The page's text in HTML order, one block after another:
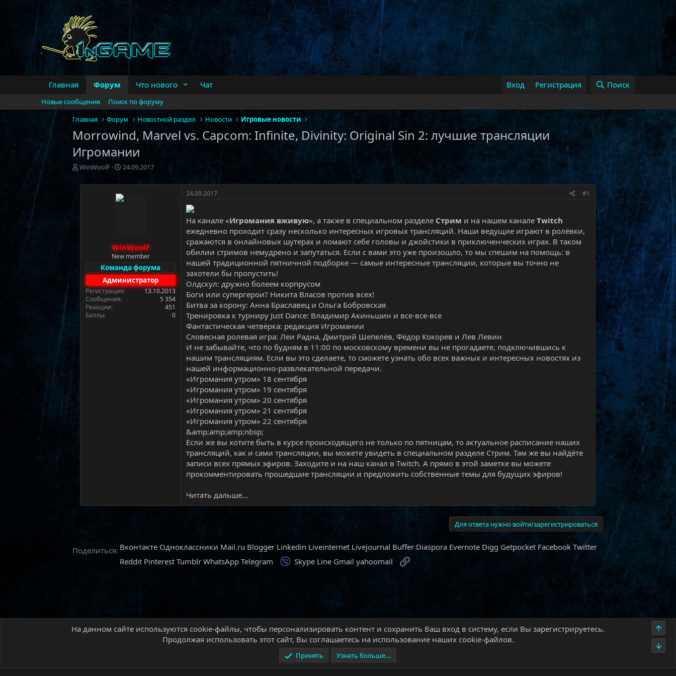
Главная Форум Что нового Чат Вход Регистрация Поиск
Новые сообщения
Поиск по форуму
Главная
Форум Новостной раздел Новости Игровые новости
Morrowind, Marvel vs. Capcom: Infinite, Divinity: Original Sin 2: лучшие трансляции
Игромании
А
т
WinWoolF
Д
т
а
н
а
24.09.2017
WinWoolF
New member
Команда форума
Администратор
Регистрация
13.10.2013
Сообщения
5 354
Реакции
451
Баллы
0
24.09.2017 #1
На канале «Игромания вживую», а также в специальном разделе Стрим и на нашем каналеTwitch
ежедневно проходит сразу несколько интересных игровых трансляций. Наши ведущие играют в ролёвки,
сражаются в онлайновых шутерах и ломают себе головы и джойстики в приключенческих играх. В таком
обилии стримов немудрено и запутаться. Если с вами это уже произошло, то мы спешим на помощь: в
нашей традиционной пятничной подборке — самые интересные трансляции, которые вы точно не
захотели бы пропустить!
Олдскул: дружно болеем корпрусом
Боги или супергерои? Никита Власов против всех!
Битва за корону: Анна Браславец и Ольга Бобровская
Тренировка к турниру Just Dance: Владимир Акиньшин и все-все-все
Фантастическая четвёрка: редакция Игромании
Словесная ролевая игра: Леи Радна, Дмитрий Шепелёв, Фёдор Кокорев и Лев Левин
И не забывайте, что по будням в 11:00 по московскому времени вы не прогадаете, подключившись к
нашим трансляциям. Если вы это сделаете, то сможете узнать обо всех важных и интересных новостях из
нашей информационно-развлекательной передачи.
«Игромания утром» 18 сентября
«Игромания утром» 19 сентября
«Игромания утром» 20 сентября
«Игромания утром» 21 сентября
«Игромания утром» 22 сентября
&amp;amp;amp;nbsp;
Если же вы хотите быть в курсе происходящего не только по пятницам, то актуальное расписание наших
трансляций, как и сами трансляции, вы можете увидеть в специальном разделе Стрим. Там же вы найдёте
записи всех прямых эфиров. Заходите и на наш канал в Twitch. А прямо в этой заметке вы можете
прокомментировать прошедшие трансляции и предложить собственные темы для будущих эфиров!​
Читать дальше...
Для ответа нужно войти/зарегистрироваться
Поделиться: Вконтакте Одноклассники Mail.ru Blogger Linkedin Liveinternet Livejournal Buffer Diaspora Evernote Digg Getpocket Facebook Twitter
Reddit Pinterest Tumblr WhatsApp Telegram Viber
Skype Line Gmail yahoomail
Главная Новостной раздел Новости Игровые новости
Условия и правила
На данном сайте используются cookie-файлы, чтобы персонализировать контент и сохранить Ваш вход в систему, если Вы зарегистрируетесь.
Продолжая использовать этот сайт, Вы соглашаетесь на использование наших cookie-файлов.
Принять Узнать больше....
Верх
Низ